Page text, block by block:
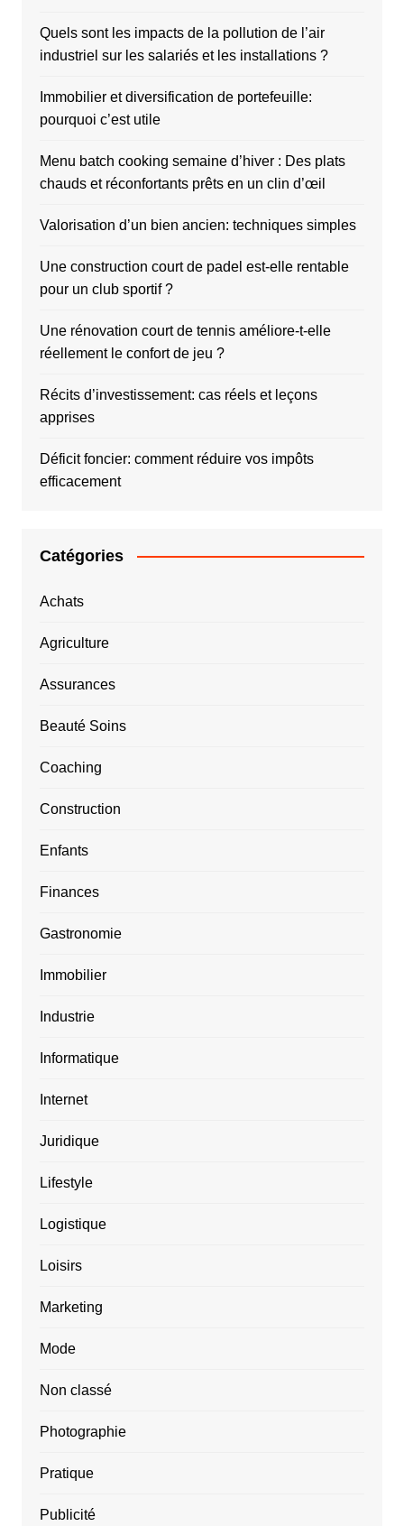
Quels sont les impacts de la pollution de l’air
industriel sur les salariés et les installations ?
Immobilier et diversification de portefeuille:
pourquoi c’est utile
Menu batch cooking semaine d’hiver : Des plats
chauds et réconfortants prêts en un clin d’œil
Valorisation d’un bien ancien: techniques simples
Une construction court de padel est-elle rentable
pour un club sportif ?
Une rénovation court de tennis améliore-t-elle
réellement le confort de jeu ?
Récits d’investissement: cas réels et leçons
apprises
Déficit foncier: comment réduire vos impôts
efficacement
Catégories
Achats
Agriculture
Assurances
Beauté Soins
Coaching
Construction
Enfants
Finances
Gastronomie
Immobilier
Industrie
Informatique
Internet
Juridique
Lifestyle
Logistique
Loisirs
Marketing
Mode
Non classé
Photographie
Pratique
Publicité